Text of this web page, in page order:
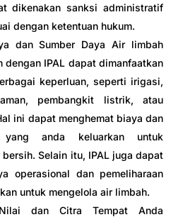
dikenakan sanksi administratif
dengan ketentuan hukum.
dan Sumber Daya Air limbah
dengan IPAL dapat dimanfaatkan
keperluan, seperti irigasi,
pembangkit listrik, atau
ini dapat menghemat biaya dan
anda keluarkan untuk
Selain itu, IPAL juga dapat
operasional dan pemeliharaan
untuk mengelola air limbah.
Nilai dan Citra Tempat Anda